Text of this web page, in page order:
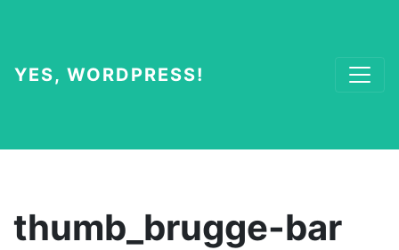
YES, WORDPRESS!
thumb_brugge-bar